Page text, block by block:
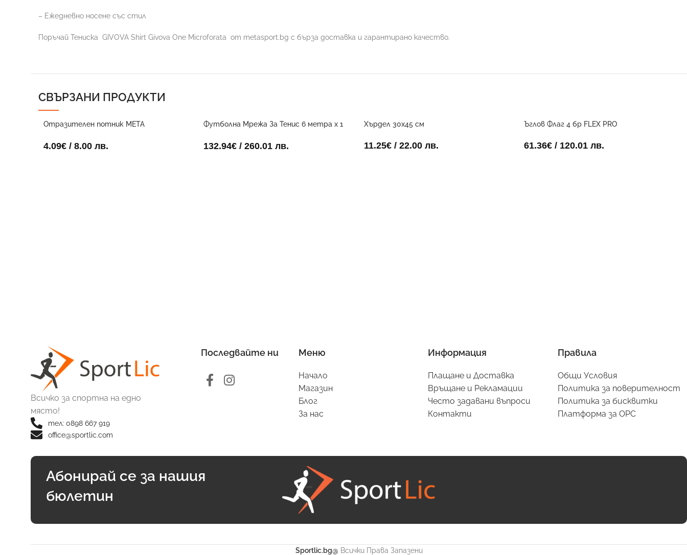
– Ежедневно носене със стил
Поръчай Тениска GIVOVA Shirt Givova One Microforata от metasport.bg с бърза доставка и гарантирано качество.
СВЪРЗАНИ ПРОДУКТИ
Отразителен потник META
4.09€ / 8.00 лв.
Футболна Мрежа За Тенис 6 метра х 1
132.94€ / 260.01 лв.
Хърдел 30х45 см
11.25€/ 22.00 лв.
Ъглов Флаг 4 бр FLEX PRO
61.36€ / 120.01 лв.
Всичко за спортна на едно
място!
тел: 0898 667 919
office@sportlic.com
Последвайте ни Меню
Начало
Магазин
Блог
За нас
Информация
Плащане и Доставка
Връщане и Рекламации
Често задавани въпроси
Контакти
Правила
Общи Условия
Политика за поверителност
Политика за бисквитки
Платформа за ОРС
Абонирай се за нашия
бюлетин
Sportlic.bg@ Всички Права Запазени